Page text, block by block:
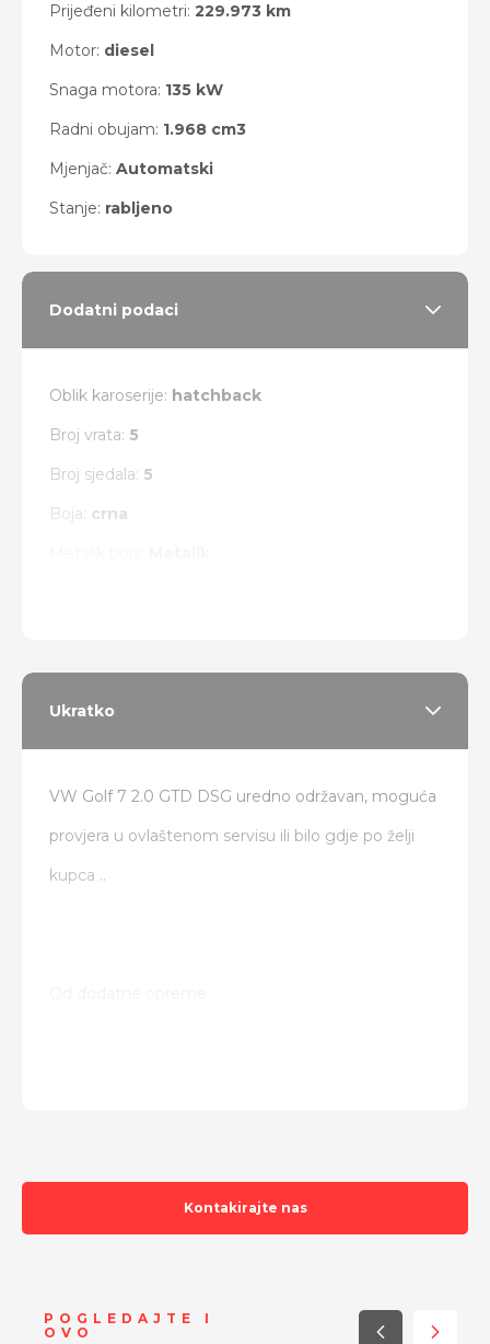
Prijeđeni kilometri: 229.973 km
Motor: diesel
Snaga motora: 135 kW
Radni obujam: 1.968 cm3
Mjenjač: Automatski
Stanje: rabljeno
Dodatni podaci
Oblik karoserije: hatchback
Broj vrata: 5
Broj sjedala: 5
Boja: crna
Ukratko
VW Golf 7 2.0 GTD DSG uredno održavan, moguća
provjera u ovlaštenom servisu ili bilo gdje po želji
kupca ..
Dvozonska automatska klima
Park Pilot
Kontakirajte nas
POGLEDAJTE I
OVO